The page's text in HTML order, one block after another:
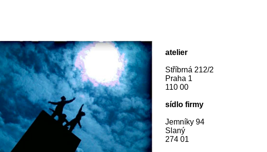
atelier
Stříbrná 212/2
Praha 1
110 00
sídlo firmy
Jemníky 94
Slaný
274 01